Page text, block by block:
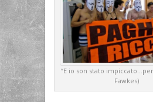
“E io son stato impiccato…per
Fawkes)